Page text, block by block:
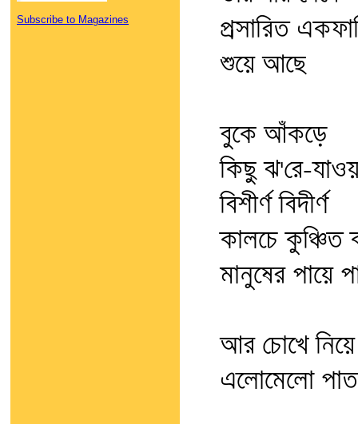
Subscribe to Magazines
প্রসারিত
শুয়ে আছে
বুকে আঁকড়ে
কিছু ঝ'রে-
বিশীর্ণ বিদীর্ণ
কালচে কুঞ্চিত
মানুষের পায়ে
আর চোখে
এলোমেলো